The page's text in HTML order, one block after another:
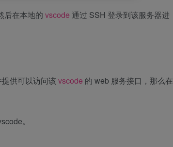
后在本地的 vscode 通过 SSH 登录到该服务器进
供可以访问该vscode 的 web 服务接口，那么在
。